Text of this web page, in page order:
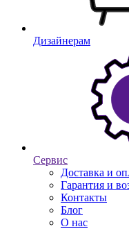
Дизайнерам
Сервис
Доставка и
Гарантия и
Контакты
Блог
О нас